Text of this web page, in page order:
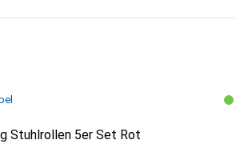
Stuhlrollen 5er Set Rot